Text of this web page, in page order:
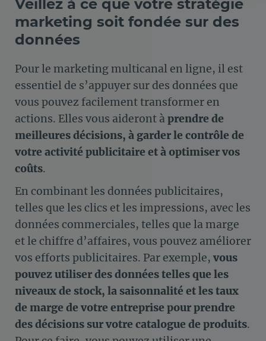
Veillez à ce que votre stratégie
marketing soit fondée sur des
données
Pour le marketing multicanal en ligne, il est
essentiel de s’appuyer sur des données que
vous pouvez facilement transformer en
actions. Elles vous aideront àprendre de
meilleures décisions, à garder le contrôle de
votre activité publicitaire et à optimiser vos
coûts.
En combinant les données publicitaires,
telles que les clics et les impressions, avec les
données commerciales, telles que la marge
et le chiffre d’affaires, vous pouvez améliorer
vos efforts publicitaires. Par exemple, vous
pouvez utiliser des données telles que les
niveaux de stock, la saisonnalité et les taux
de marge de votre entreprise pour prendre
des décisions sur votre catalogue de produits.